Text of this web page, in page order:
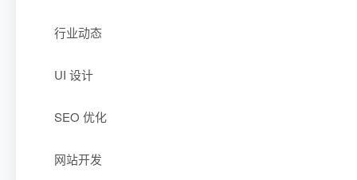
行业动态
UI 设计
SEO 优化
网站开发